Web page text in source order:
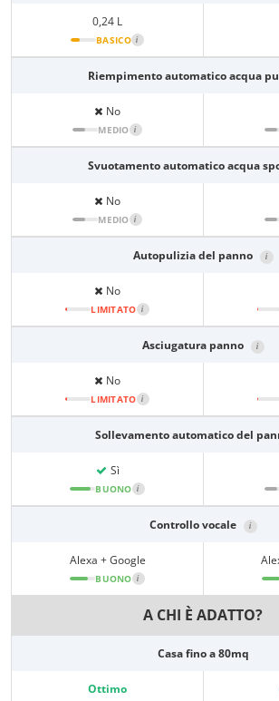
0,24 L
BASICO i
Riempimento automatico acqua
No
MEDIO i
Svuotamento automatico acqua
No
MEDIO i
Autopulizia del panno i
No
LIMITATO i
Asciugatura panno i
No
LIMITATO i
Sollevamento automatico del
Sì
BUONO i
Controllo vocale i
Alexa + Google
BUONO i
A CHI È ADATTO?
Casa fino a 80mq
Ottimo